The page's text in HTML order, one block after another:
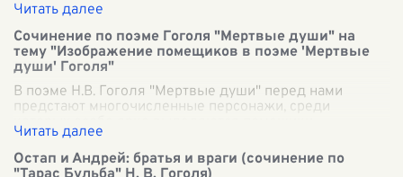
Сочинение по поэме Гоголя "Мертвые души" на
тему "Изображение помещиков в поэме 'Мертвые
души' Гоголя"
В поэме Н.В. Гоголя "Мертвые души" перед нами
предстают многочисленные персонажи, среди
которых особо ярко выделяются помещики.
Изображение помещиков в этой поэме носит
неоднозначн...
Остап и Андрей: братья и враги (сочинение по